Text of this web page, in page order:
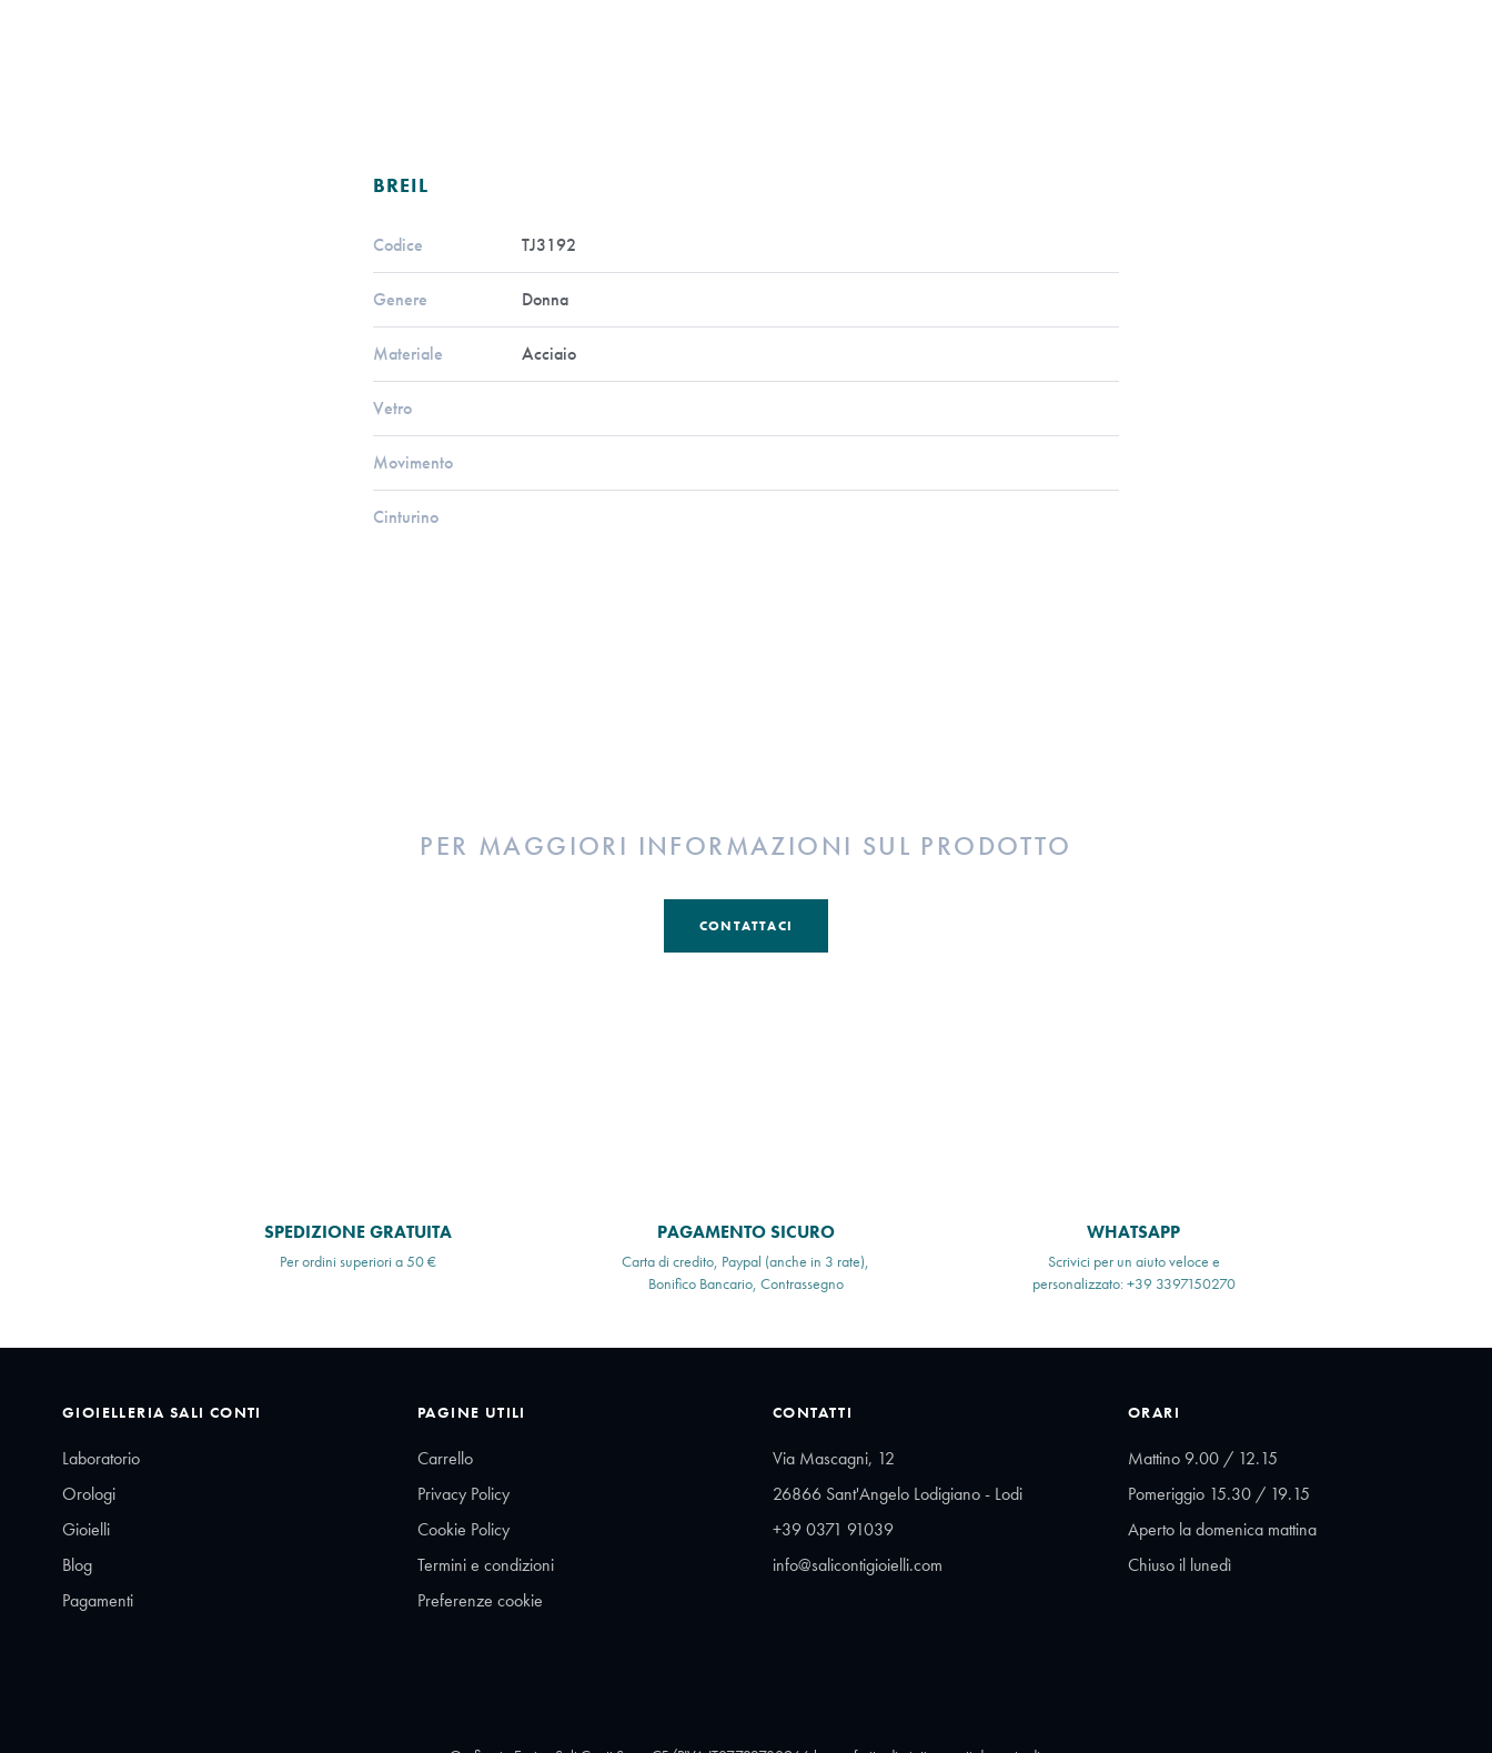
BREIL
Codice TJ3192
Genere Donna
Materiale Acciaio
Vetro
Movimento
Cinturino
PER MAGGIORI INFORMAZIONI SUL PRODOTTO
CONTATTACI
SPEDIZIONE GRATUITA
Per ordini superiori a 50 €
PAGAMENTO SICURO
Carta di credito, Paypal (anche in 3 rate),
Bonifico Bancario, Contrassegno
WHATSAPP
Scrivici per un aiuto veloce e
personalizzato: +39 3397150270
GIOIELLERIA SALI CONTI
Laboratorio
Orologi
Gioielli
Blog
Pagamenti
PAGINE UTILI
Carrello
Privacy Policy
Cookie Policy
Termini e condizioni
Preferenze cookie
CONTATTI
Via Mascagni, 12
26866 Sant'Angelo Lodigiano - Lodi
+39 0371 91039
info@salicontigioielli.com
ORARI
Mattino 9.00 / 12.15
Pomeriggio 15.30 / 19.15
Aperto la domenica mattina
Chiuso il lunedì